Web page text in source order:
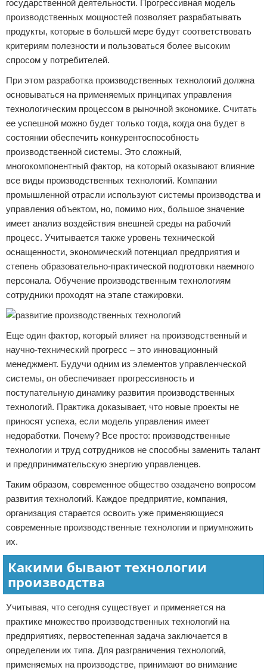
государственной деятельности. Прогрессивная модель
производственных мощностей позволяет разрабатывать
продукты, которые в большей мере будут соответствовать
критериям полезности и пользоваться более высоким
спросом у потребителей.
При этом разработка производственных технологий должна
основываться на применяемых принципах управления
технологическим процессом в рыночной экономике. Считать
ее успешной можно будет только тогда, когда она будет в
состоянии обеспечить конкурентоспособность
производственной системы. Это сложный,
многокомпонентный фактор, на который оказывают влияние
все виды производственных технологий. Компании
промышленной отрасли используют системы производства и
управления объектом, но, помимо них, большое значение
имеет анализ воздействия внешней среды на рабочий
процесс. Учитывается также уровень технической
оснащенности, экономический потенциал предприятия и
степень образовательно-практической подготовки наемного
персонала. Обучение производственным технологиям
сотрудники проходят на этапе стажировки.
Еще один фактор, который влияет на производственный и
научно-технический прогресс – это инновационный
менеджмент. Будучи одним из элементов управленческой
системы, он обеспечивает прогрессивность и
поступательную динамику развития производственных
технологий. Практика доказывает, что новые проекты не
приносят успеха, если модель управления имеет
недоработки. Почему? Все просто: производственные
технологии и труд сотрудников не способны заменить талант
и предпринимательскую энергию управленцев.
Таким образом, современное общество озадачено вопросом
развития технологий. Каждое предприятие, компания,
организация старается освоить уже применяющиеся
современные производственные технологии и приумножить
их.
Какими бывают технологии
производства
Учитывая, что сегодня существует и применяется на
практике множество производственных технологий на
предприятиях, первостепенная задача заключается в
определении их типа. Для разграничения технологий,
применяемых на производстве, принимают во внимание